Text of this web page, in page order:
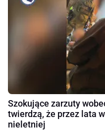
Szokujące zarzuty
twierdzą, że przez lata
nieletniej